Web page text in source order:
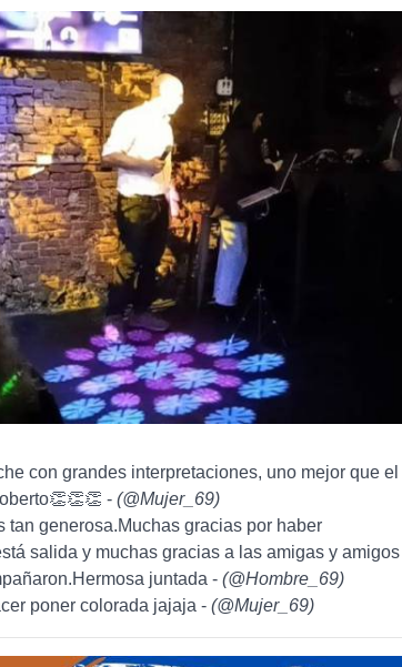
con grandes interpretaciones, uno mejor que el
- (@Mujer_69)
tan generosa.Muchas gracias por haber
salida y muchas gracias a las amigas y amigos
juntada - (@Hombre_69)
poner colorada jajaja - (@Mujer_69)